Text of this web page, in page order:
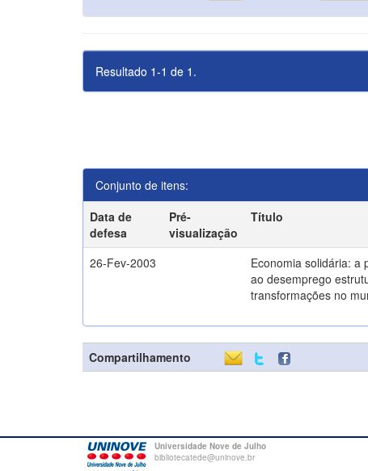
Resultado 1-1 de 1.
Conjunto de itens:
Data de
defesa
Pré-
visualização
Título
26-Fev-2003
Economia solidária: a
ao desemprego
transformações no
Compartilhamento
Universidade Nove de Julho
bibliotecatede@uninove.br